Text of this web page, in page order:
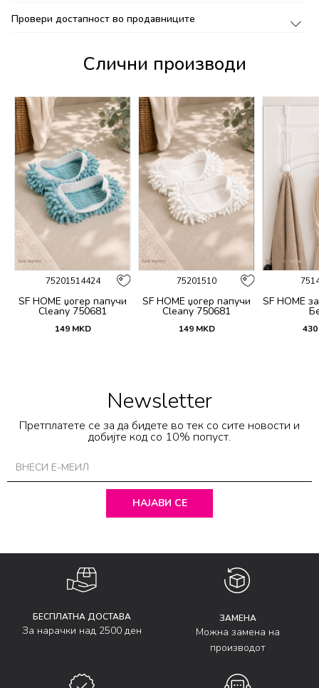
Провери достапност во продавниците
Слични производи
75201514424
SF HOME џогер папучи
Cleany 750681
149 MKD
75201510
SF HOME џогер папучи
Cleany 750681
149 MKD
SF HOME
430
Newsletter
Претплатете се за да бидете во тек со сите новости и
добијте код со 10% попуст.
НАЈАВИ СЕ
БЕСПЛАТНА ДОСТАВА
За нарачки над 2500 ден
ЗАМЕНА
Можна замена на
производот